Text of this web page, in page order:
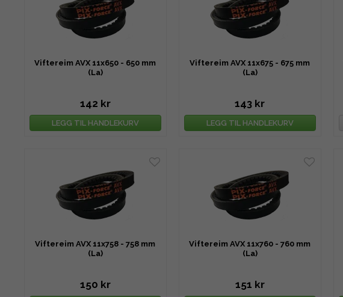
Viftereim AVX 11x650 - 650 mm
(La)
142 kr
LEGG TIL HANDLEKURV
Viftereim AVX 11x675 - 675 mm
(La)
143 kr
LEGG TIL HANDLEKURV
Viftereim AVX 11x758 - 758 mm
(La)
150 kr
Viftereim AVX 11x760 - 760 mm
(La)
151 kr